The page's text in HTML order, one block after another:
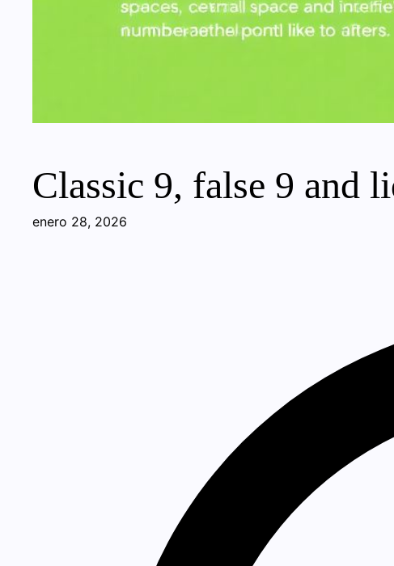
Classic 9, false 9 and
enero 28, 2026